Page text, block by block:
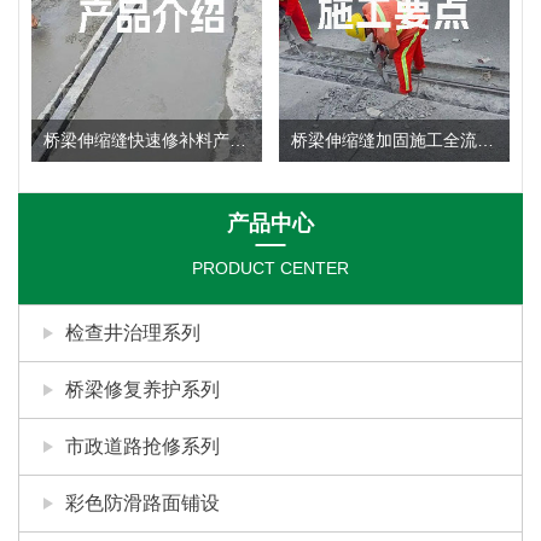
产品中心
PRODUCT CENTER
检查井治理系列
桥梁修复养护系列
市政道路抢修系列
彩色防滑路面铺设
桥梁伸缩缝快速修补料产品使用说明